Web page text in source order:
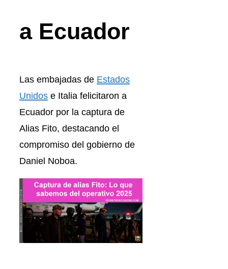
a Ecuador
Las embajadas de Estados
Unidos e Italia felicitaron a
Ecuador por la captura de
Alias Fito, destacando el
compromiso del gobierno de
Daniel Noboa.